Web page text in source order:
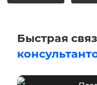
Быстрая